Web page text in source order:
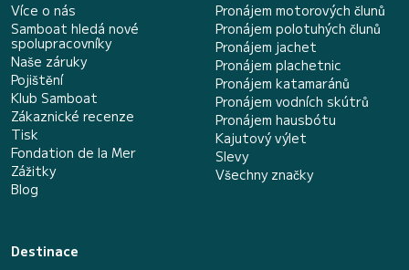
Více o nás
Samboat hledá nové
spolupracovníky
Naše záruky
Pojištění
Klub Samboat
Zákaznické recenze
Tisk
Fondation de la Mer
Zážitky
Blog
Pronájem motorových člunů
Pronájem polotuhých člunů
Pronájem jachet
Pronájem plachetnic
Pronájem katamaránů
Pronájem vodních skútrů
Pronájem hausbótu
Kajutový výlet
Slevy
Všechny značky
Destinace